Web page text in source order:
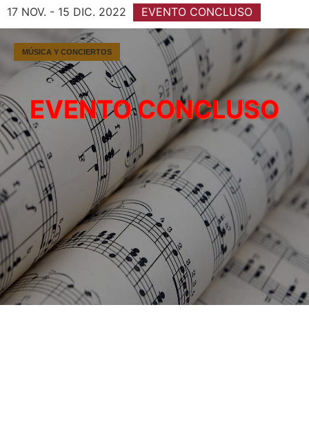
17 NOV. - 15 DIC. 2022 EVENTO CONCLUSO
MÚSICA Y CONCIERTOS